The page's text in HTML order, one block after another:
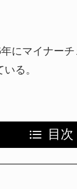
にマイナー
る。
目次